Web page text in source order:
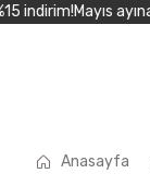
indirim!Mayıs ayına
Anasayfa